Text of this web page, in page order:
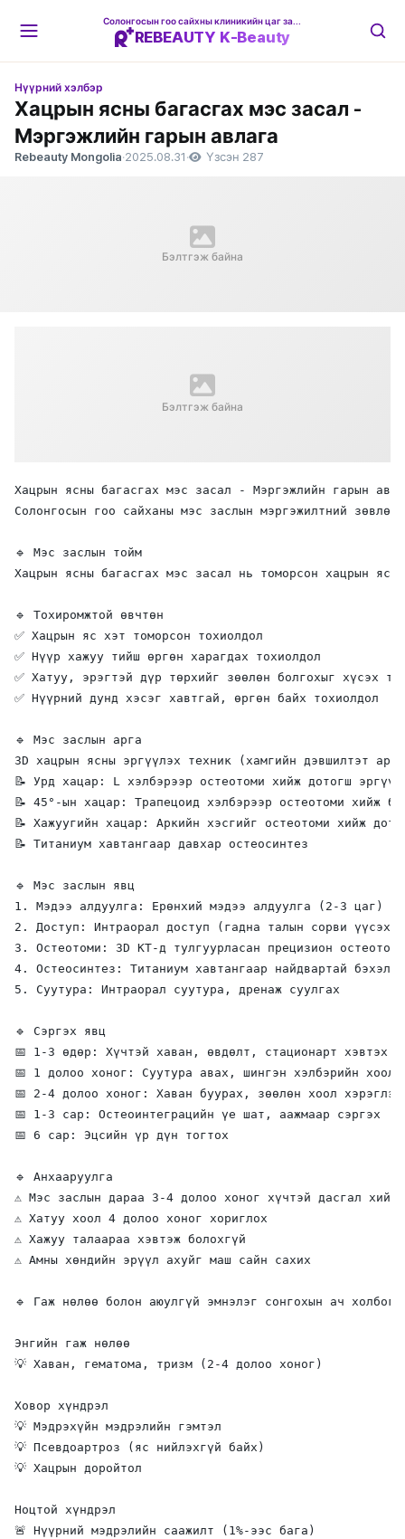
REBEAUTY K-Beauty
Нүүрний хэлбэр
Хацрын ясны багасгах мэс засал -
Мэргэжлийн гарын авлага
Rebeauty Mongolia·2025.08.31 · Үзсэн 287
Бэлтгэж байна
Бэлтгэж байна
Хацрын ясны багасгах мэс засал - Мэргэжлийн гарын
Солонгосын гоо сайханы мэс заслын мэргэжилтний
🔹 Мэс заслын тойм
Хацрын ясны багасгах мэс засал нь томорсон хацрын
🔹 Тохиромжтой өвчтөн
✅ Хацрын яс хэт томорсон тохиолдол
✅ Нүүр хажуу тийш өргөн харагдах тохиолдол
✅ Хатуу, эрэгтэй дүр төрхийг зөөлөн болгохыг хүсэх
✅ Нүүрний дунд хэсэг хавтгай, өргөн байх тохиолдол
🔹 Мэс заслын арга
3D хацрын ясны эргүүлэх техник (хамгийн дэвшилтэт
📝 Урд хацар: L хэлбэрээр остеотоми хийж дотогш
📝 45°-ын хацар: Трапецоид хэлбэрээр остеотоми хийж
📝 Хажуугийн хацар: Аркийн хэсгийг остеотоми хийж
📝 Титаниум хавтангаар давхар остеосинтез
🔹 Мэс заслын явц
1. Мэдээ алдуулга: Ерөнхий мэдээ алдуулга (2-3 цаг)
2. Доступ: Интраорал доступ (гадна талын сорви
3. Остеотоми: 3D КТ-д тулгуурласан прецизион остеотоми
4. Остеосинтез: Титаниум хавтангаар найдвартай
5. Суутура: Интраорал суутура, дренаж суулгах
🔹 Сэргэх явц
📅 1-3 өдөр: Хүчтэй хаван, өвдөлт, стационарт хэвтэх
📅 1 долоо хоног: Суутура авах, шингэн хэлбэрийн хоол
📅 2-4 долоо хоног: Хаван буурах, зөөлөн хоол хэрэглэх
📅 1-3 сар: Остеоинтеграцийн үе шат, аажмаар сэргэх
📅 6 сар: Эцсийн үр дүн тогтох
🔹 Анхааруулга
⚠️ Мэс заслын дараа 3-4 долоо хоног хүчтэй дасгал
⚠️ Хатуу хоол 4 долоо хоног хориглох
⚠️ Хажуу талаараа хэвтэж болохгүй
⚠️ Амны хөндийн эрүүл ахуйг маш сайн сахих
🔹 Гаж нөлөө болон аюулгүй эмнэлэг сонгохын ач
Энгийн гаж нөлөө
💡 Хаван, гематома, тризм (2-4 долоо хоног)
Ховор хүндрэл
💡 Мэдрэхүйн мэдрэлийн гэмтэл
💡 Псевдоартроз (яс нийлэхгүй байх)
💡 Хацрын доройтол
Ноцтой хүндрэл
🚨 Нүүрний мэдрэлийн саажилт (1%-ээс бага)